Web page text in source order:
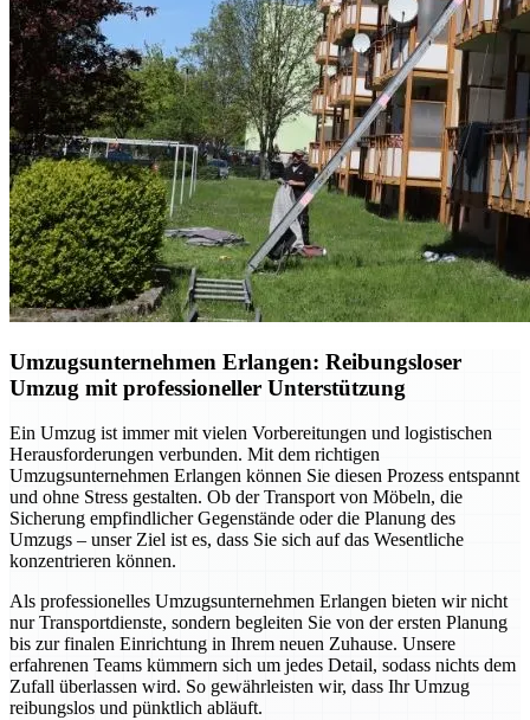
Umzugsunternehmen Erlangen: Reibungsloser
Umzug mit professioneller Unterstützung
Ein Umzug ist immer mit vielen Vorbereitungen und logistischen
Herausforderungen verbunden. Mit dem richtigen
Umzugsunternehmen Erlangen können Sie diesen Prozess entspannt
und ohne Stress gestalten. Ob der Transport von Möbeln, die
Sicherung empfindlicher Gegenstände oder die Planung des
Umzugs – unser Ziel ist es, dass Sie sich auf das Wesentliche
konzentrieren können.
Als professionelles Umzugsunternehmen Erlangen bieten wir nicht
nur Transportdienste, sondern begleiten Sie von der ersten Planung
bis zur finalen Einrichtung in Ihrem neuen Zuhause. Unsere
erfahrenen Teams kümmern sich um jedes Detail, sodass nichts dem
Zufall überlassen wird. So gewährleisten wir, dass Ihr Umzug
reibungslos und pünktlich abläuft.